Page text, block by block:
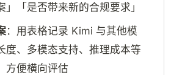
」「是否带来新的合规要求」
：用表格记录 Kimi 与其他模
度、多模态支持、推理成本等
方便横向评估